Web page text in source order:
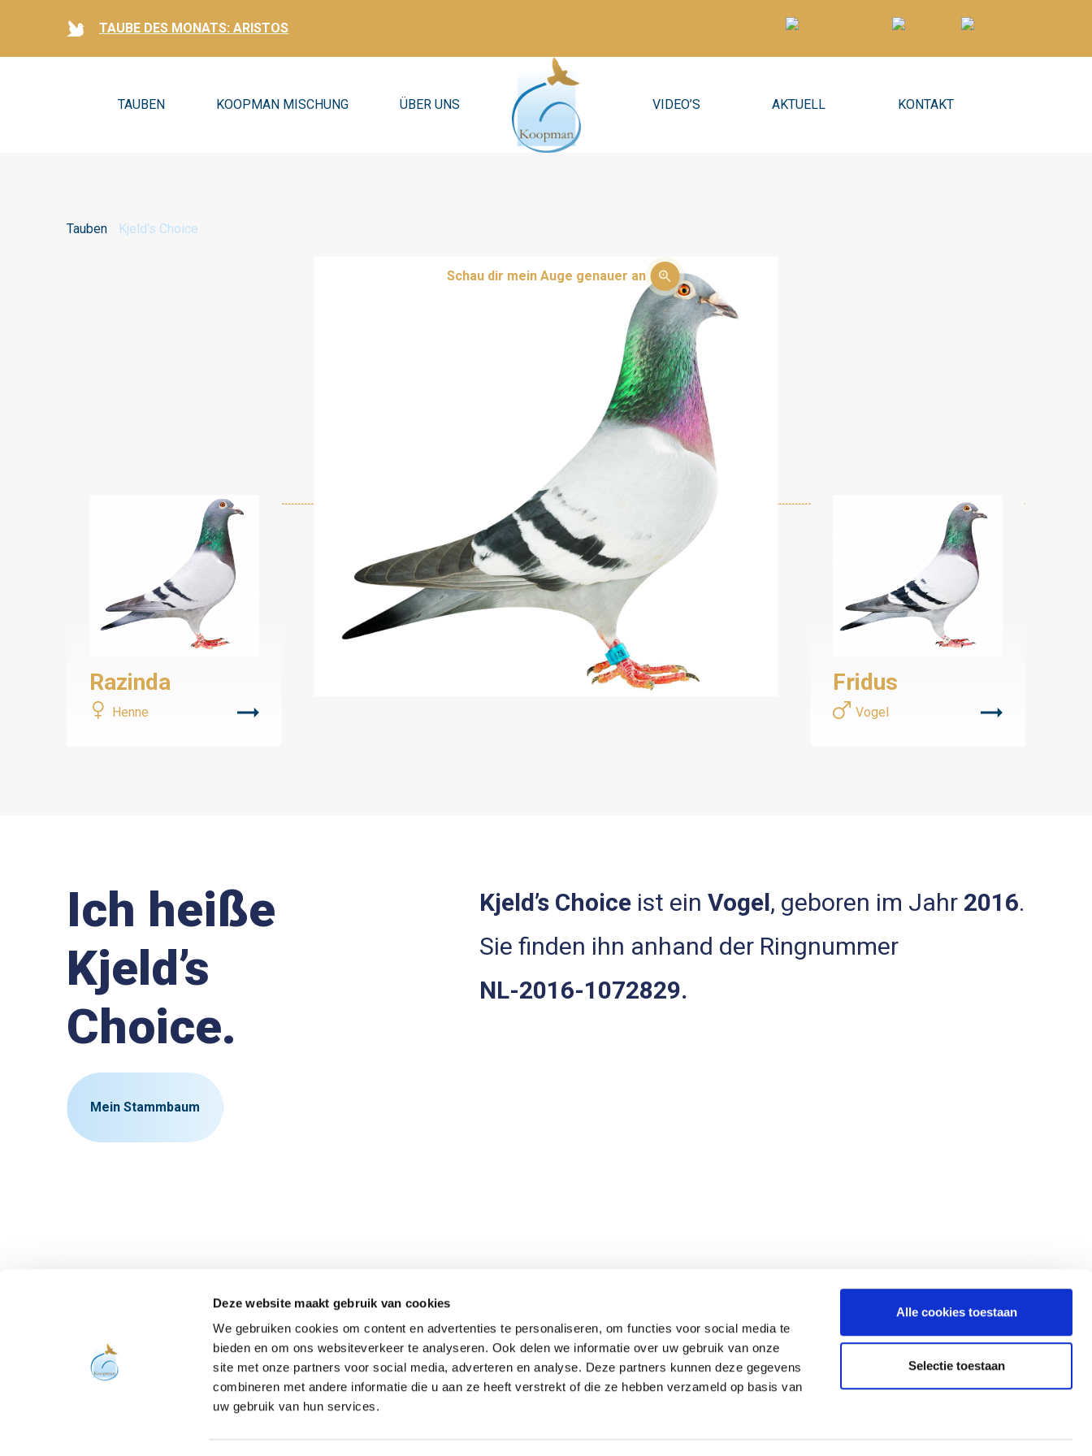
Deze website maakt gebruik van cookies
We gebruiken cookies om content en advertenties te personaliseren, om functies voor social media te
bieden en om ons websiteverkeer te analyseren. Ook delen we informatie over uw gebruik van onze
site met onze partners voor social media, adverteren en analyse. Deze partners kunnen deze gegevens
combineren met andere informatie die u aan ze heeft verstrekt of die ze hebben verzameld op basis van
uw gebruik van hun services.
Alle cookies toestaan
Selectie toestaan
TAUBE DES MONATS: ARISTOS
TAUBEN KOOPMAN MISCHUNG ÜBER UNS VIDEO’S AKTUELL KONTAKT
Tauben Kjeld's Choice
Schau dir mein Auge genauer an
Razinda
Henne
Fridus
Vogel
Ich heiße
Kjeld’s
Choice.
Mein Stammbaum
Kjeld’s Choice ist einVogel, geboren im Jahr 2016.
Sie finden ihn anhand der Ringnummer
NL-2016-1072829.
ÜBER GERARD KOOPMAN
ÜNSERE TAUBEN
AKTUELL
FUTTERPLAN
VIDEOS
Ermerveen 17